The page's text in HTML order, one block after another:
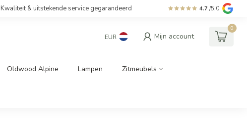
Kwaliteit & uitstekende service gegarandeerd 4.7 /5.0
EUR Mijn account
0
Oldwood Alpine Lampen Zitmeubels